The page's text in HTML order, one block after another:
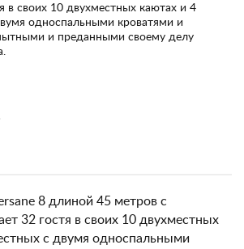
в своих 10 двухместных каютах и 4
односпальными кроватями и
и преданными своему делу
8 длиной 45 метров с
32 гостя в своих 10 двухместных
с двумя односпальными